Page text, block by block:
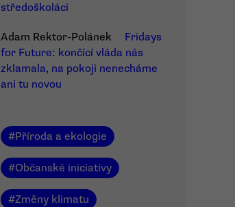
středoškoláci
Adam Rektor-Polánek
Fridays
for Future: končící vláda nás
zklamala, na pokoji nenecháme
ani tu novou
#Příroda a ekologie
#Občanské iniciativy
#Změny klimatu